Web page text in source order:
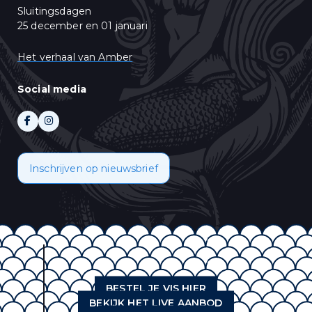
Sluitingsdagen
25 december en 01 januari
Het verhaal van Amber
Social media
Inschrijven op nieuwsbrief
BESTEL JE VIS HIER
BEKIJK HET LIVE AANBOD